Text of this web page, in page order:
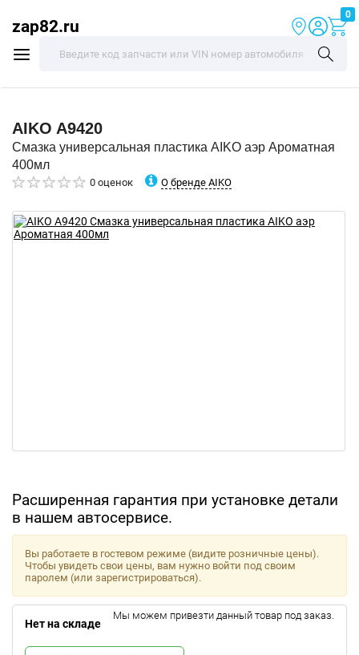
zap82.ru
0
AIKO A9420
Смазка универсальная пластика AIKO аэр Ароматная
400мл
0 оценок О бренде AIKO
Расширенная гарантия при установке детали
в нашем автосервисе.
Вы работаете в гостевом режиме (видите розничные цены).
Чтобы увидеть свои цены, вам нужно войти под своим
паролем (или зарегистрироваться).
Нет на складе
Мы можем привезти данный товар под заказ.